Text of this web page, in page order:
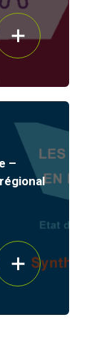
–